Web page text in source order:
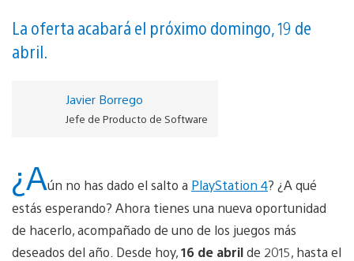
por
399,99
La oferta acabará el próximo domingo, 19 de
abril.
Javier Borrego
Jefe de Producto de Software
¿Aún no has dado el salto a PlayStation 4? ¿A qué
estás esperando? Ahora tienes una nueva oportunidad
de hacerlo, acompañado de uno de los juegos más
deseados del año. Desde hoy,16 de abrilde 2015, hasta el